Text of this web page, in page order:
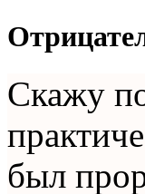
Скажу
был